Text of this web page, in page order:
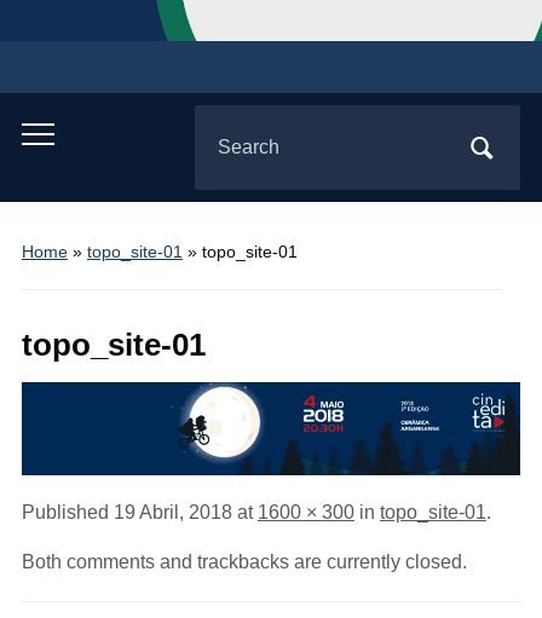
Toggle
menu
for:
Home» topo_site-01 » topo_site-01
topo_site-01
Published 19 Abril, 2018at 1600 × 300in topo_site-01.
Both comments and trackbacks are currently closed.